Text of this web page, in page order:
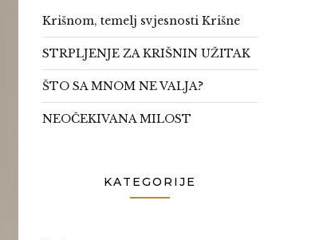
Krišnom, temelj svjesnosti Krišne
STRPLJENJE ZA KRIŠNIN UŽITAK
ŠTO SA MNOM NE VALJA?
NEOČEKIVANA MILOST
KATEGORIJE